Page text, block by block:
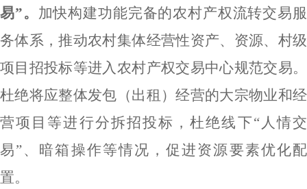
易”。 加快构建功能完备的农村产权流转交易服
务体系，推动农村集体经营性资产、资源、村级
项目招投标等进入农村产权交易中心规范交易。
杜绝将应整体发包（出租）经营的大宗物业和经
营项目等进行分拆招投标，杜绝线下“人情交
易”、暗箱操作等情况，促进资源要素优化配
置。